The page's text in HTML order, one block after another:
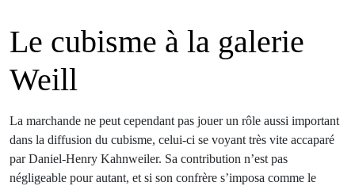
Le cubisme à la galerie
Weill
La marchande ne peut cependant pas jouer un rôle aussi important
dans la diffusion du cubisme, celui-ci se voyant très vite accaparé
par Daniel-Henry Kahnweiler. Sa contribution n’est pas
négligeable pour autant, et si son confrère s’imposa comme le